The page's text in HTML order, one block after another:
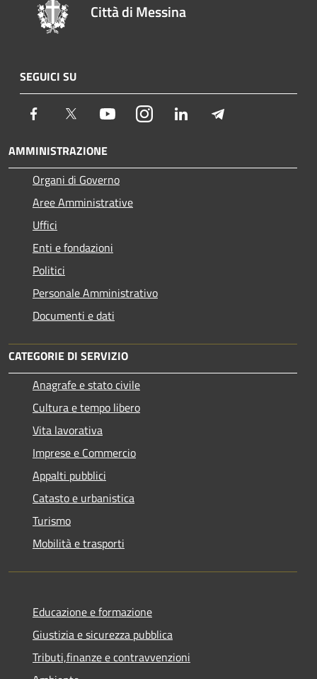
Città di Messina
SEGUICI SU
Facebook Twitter YoutubeInstagram LinkedIn
AMMINISTRAZIONE
Organi di Governo
Aree Amministrative
Uffici
Enti e fondazioni
Politici
Personale Amministrativo
Documenti e dati
CATEGORIE DI SERVIZIO
Anagrafe e stato civile
Cultura e tempo libero
Vita lavorativa
Imprese e Commercio
Appalti pubblici
Catasto e urbanistica
Turismo
Mobilità e trasporti
Educazione e formazione
Giustizia e sicurezza pubblica
Tributi,finanze e contravvenzioni